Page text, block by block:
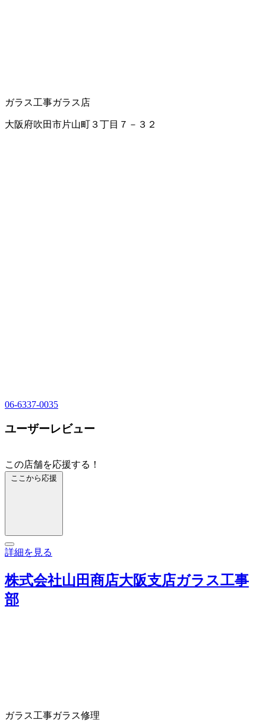
ガラス工事ガラス店
大阪府吹田市片山町３丁目７－３２
06-6337-0035
ユーザーレビュー
この店舗を応援する！
ここから応援
詳細を見る
株式会社山田商店大阪支店ガラス工事
部
ガラス工事ガラス修理